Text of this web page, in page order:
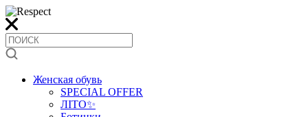
Женская обувь
SPECIAL OFFER
ЛІТО✨